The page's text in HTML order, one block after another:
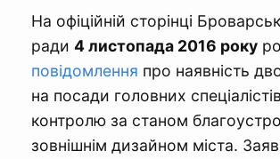
На офіційній сторінці
ради 4 листопада 2016 року
повідомлення про наявність
на посади головних
контролю за станом
зовнішнім дизайном міста.